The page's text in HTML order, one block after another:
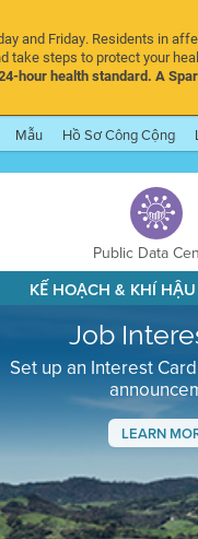
and Friday. Residents in
take steps to protect your
hour health standard. A
Mẫu Hồ Sơ Công Cộng
Public Data
KẾ HOẠCH & KHÍ HẬU
Job
Set up an Interest
LEARN